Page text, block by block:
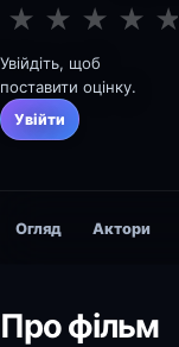
★ ★ ★ ★ ★
Увійдіть, щоб
поставити оцінку.
Увійти
Огляд Актори
Про фільм